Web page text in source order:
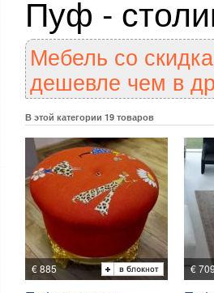
Пуф -
Мебель со
дешевле чем в
В этой категории 19 товаров
€ 885 €